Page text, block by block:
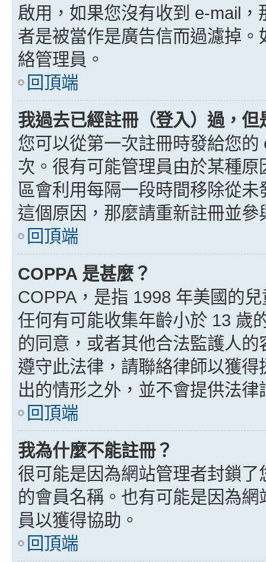
啟用，如果您沒有收到 e-mail
者是被當作是廣告信而過濾掉
絡管理員。
回頂端
我過去已經註冊（登入）過，
您可以從第一次註冊時發給您
次。很有可能管理員由於某種
區會利用每隔一段時間移除從
這個原因，那麼請重新註冊並參
回頂端
COPPA 是甚麼？
COPPA，是指 1998 年美國的
任何有可能收集年齡小於 13 歲
的同意，或者其他合法監護人
遵守此法律，請聯絡律師以獲
出的情形之外，並不會提供法
回頂端
我為什麼不能註冊？
很可能是因為網站管理者封鎖
的會員名稱。也有可能是因為
員以獲得協助。
回頂端